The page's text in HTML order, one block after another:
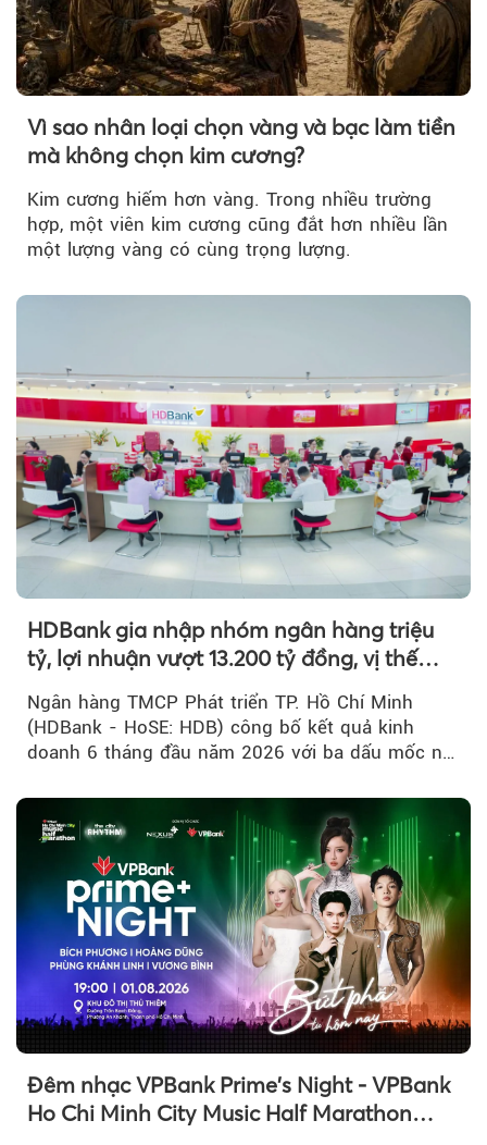
Vì sao nhân loại chọn vàng và bạc làm tiền
mà không chọn kim cương?
Kim cương hiếm hơn vàng. Trong nhiều trường
hợp, một viên kim cương cũng đắt hơn nhiều lần
một lượng vàng có cùng trọng lượng.
HDBank gia nhập nhóm ngân hàng triệu
tỷ, lợi nhuận vượt 13.200 tỷ đồng, vị thế
mới trên thị trường vốn quốc tế
Ngân hàng TMCP Phát triển TP. Hồ Chí Minh
(HDBank - HoSE: HDB) công bố kết quả kinh
doanh 6 tháng đầu năm 2026 với ba dấu mốc nổi
Đêm nhạc VPBank Prime's Night - VPBank
Ho Chi Minh City Music Half Marathon